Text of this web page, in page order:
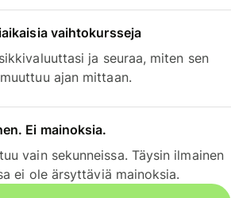
vaihtokursseja
ja seuraa, miten sen
ajan mittaan.
Ei mainoksia.
vain sekunneissa. Täysin ilmainen
ei ole ärsyttäviä mainoksia.